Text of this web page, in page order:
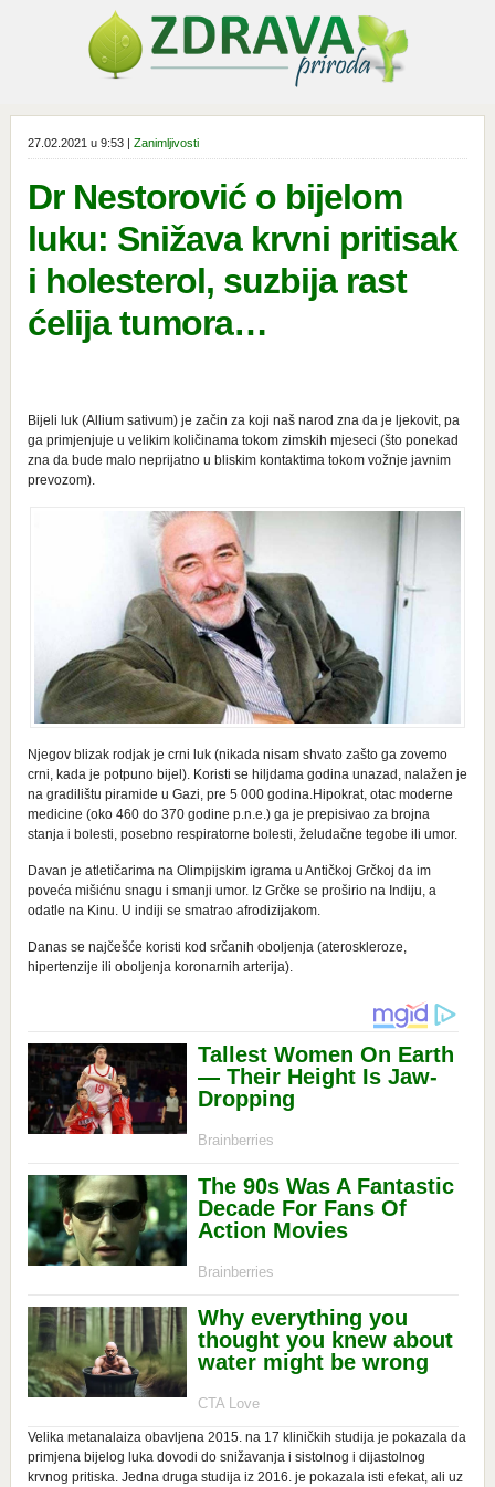
27.02.2021 u 9:53 | Zanimljivosti
Dr Nestorović o bijelom
luku: Snižava krvni pritisak
i holesterol, suzbija rast
ćelija tumora…
Bijeli luk (Allium sativum) je začin za koji naš narod zna da je ljekovit, pa
ga primjenjuje u velikim količinama tokom zimskih mjeseci (što ponekad
zna da bude malo neprijatno u bliskim kontaktima tokom vožnje javnim
prevozom).
Njegov blizak rodjak je crni luk (nikada nisam shvato zašto ga zovemo
crni, kada je potpuno bijel). Koristi se hiljdama godina unazad, nalažen je
na gradilištu piramide u Gazi, pre 5 000 godina.Hipokrat, otac moderne
medicine (oko 460 do 370 godine p.n.e.) ga je prepisivao za brojna
stanja i bolesti, posebno respiratorne bolesti, želudačne tegobe ili umor.
Davan je atletičarima na Olimpijskim igrama u Antičkoj Grčkoj da im
poveća mišićnu snagu i smanji umor. Iz Grčke se proširio na Indiju, a
odatle na Kinu. U indiji se smatrao afrodizijakom.
Danas se najčešće koristi kod srčanih oboljenja (ateroskleroze,
hipertenzije ili oboljenja koronarnih arterija).
Velika metanalaiza obavljena 2015. na 17 kliničkih studija je pokazala da
primjena bijelog luka dovodi do snižavanja i sistolnog i dijastolnog
krvnog pritiska. Jedna druga studija iz 2016. je pokazala isti efekat, ali uz